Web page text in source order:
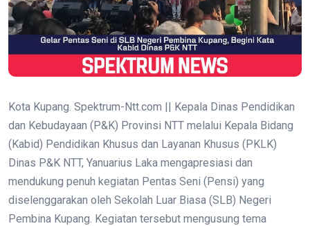
Kota Kupang. Spektrum-Ntt.com || Kepala Dinas Pendidikan
dan Kebudayaan (P&K) Provinsi NTT melalui Kepala Bidang
(Kabid) Pendidikan Khusus dan Layanan Khusus (PKLK)
Dinas P&K NTT, Yanuarius Laka mengapresiasi dan
mendukung penuh kegiatan Pentas Seni (Pensi) yang
diselenggarakan oleh Sekolah Luar Biasa (SLB) Negeri
Pembina Kupang. Kegiatan tersebut mengusung tema